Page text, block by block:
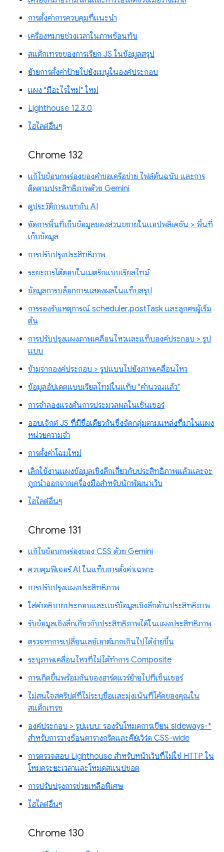
การตั้งค่าการควบคุมที่แนะนำ
เครื่องหมายช่วงเวลาในภาพซ้อนทับ
สแต็กเทรซของการเรียก JS ในข้อมูลสรุป
ย้ายการตั้งค่าป้ายไปยังเมนูในองค์ประกอบ
แผง "มีอะไรใหม่" ใหม่
Lighthouse 12.3.0
ไฮไลต์อื่นๆ
Chrome 132
แก้ไขข้อบกพร่องของคำขอเครือข่าย ไฟล์ต้นฉบับ และการ
ติดตามประสิทธิภาพด้วย Gemini
ดูประวัติการแชทกับ AI
จัดการพื้นที่เก็บข้อมูลของส่วนขยายในแอปพลิเคชัน > พื้นที่
เก็บข้อมูล
การปรับปรุงประสิทธิภาพ
ระยะการโต้ตอบในเมตริกแบบเรียลไทม์
ข้อมูลการบล็อกการแสดงผลในแท็บสรุป
การรองรับเหตุการณ์ scheduler.postTask และลูกศรผู้เริ่ม
ต้น
การปรับปรุงแผงภาพเคลื่อนไหวและแท็บองค์ประกอบ > รูป
แบบ
ข้ามจากองค์ประกอบ > รูปแบบไปยังภาพเคลื่อนไหว
ข้อมูลอัปเดตแบบเรียลไทม์ในแท็บ "คำนวณแล้ว"
การจำลองแรงดันการประมวลผลในเซ็นเซอร์
ออบเจ็กต์ JS ที่มีชื่อเดียวกันซึ่งจัดกลุ่มตามแหล่งที่มาในแผง
หน่วยความจำ
การตั้งค่าโฉมใหม่
เลิกใช้งานแผงข้อมูลเชิงลึกเกี่ยวกับประสิทธิภาพแล้วและจะ
ถูกนำออกจากเครื่องมือสำหรับนักพัฒนาเว็บ
ไฮไลต์อื่นๆ
Chrome 131
แก้ไขข้อบกพร่องของ CSS ด้วย Gemini
ควบคุมฟีเจอร์ AI ในแท็บการตั้งค่าเฉพาะ
การปรับปรุงแผงประสิทธิภาพ
ใส่คำอธิบายประกอบและแชร์ข้อมูลเชิงลึกด้านประสิทธิภาพ
รับข้อมูลเชิงลึกเกี่ยวกับประสิทธิภาพได้ในแผงประสิทธิภาพ
ตรวจหาการเปลี่ยนเลย์เอาต์มากเกินไปได้ง่ายขึ้น
ระบุภาพเคลื่อนไหวที่ไม่ได้ทำการ Composite
การเกิดขึ้นพร้อมกันของฮาร์ดแวร์ย้ายไปที่เซ็นเซอร์
ไม่สนใจสคริปต์ที่ไม่ระบุชื่อและมุ่งเน้นที่โค้ดของคุณใน
สแต็กเทรซ
องค์ประกอบ > รูปแบบ: รองรับโหมดการเขียน sideways-*
สำหรับการวางซ้อนตารางกริดและคีย์เวิร์ด CSS-wide
การตรวจสอบ Lighthouse สำหรับหน้าเว็บที่ไม่ใช่ HTTP ใน
โหมดระยะเวลาและโหมดสแนปชอต
การปรับปรุงการช่วยเหลือพิเศษ
ไฮไลต์อื่นๆ
Chrome 130